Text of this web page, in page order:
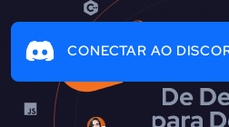
CONECTAR AO